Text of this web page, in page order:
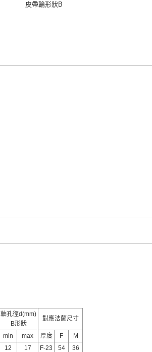
皮帶輪形狀B
軸孔徑d(mm)
B形狀
對應法蘭尺寸
min max 厚度 F
M
12 17 F-23 54
36